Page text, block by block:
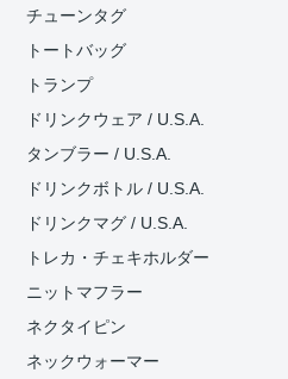
チューンタグ
トートバッグ
トランプ
ドリンクウェア / U.S.A.
タンブラー / U.S.A.
ドリンクボトル / U.S.A.
ドリンクマグ / U.S.A.
トレカ・チェキホルダー
ニットマフラー
ネクタイピン
ネックウォーマー